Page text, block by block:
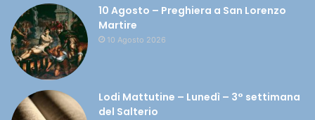
10 Agosto – Preghiera a San Lorenzo
Martire
10 Agosto 2026
Lodi Mattutine – Lunedì – 3° settimana
del Salterio